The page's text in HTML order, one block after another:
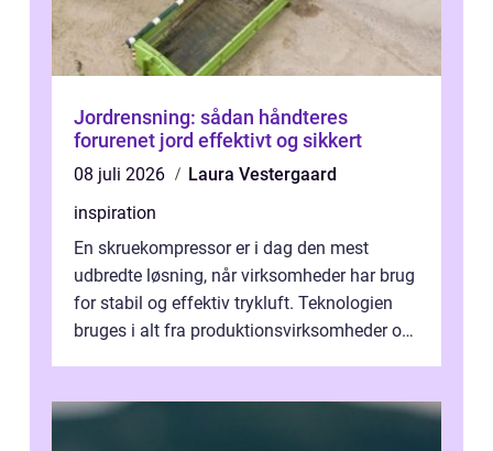
Jordrensning: sådan håndteres
forurenet jord effektivt og sikkert
08 juli 2026
Laura Vestergaard
inspiration
En skruekompressor er i dag den mest
udbredte løsning, når virksomheder har brug
for stabil og effektiv trykluft. Teknologien
bruges i alt fra produktionsvirksomheder og